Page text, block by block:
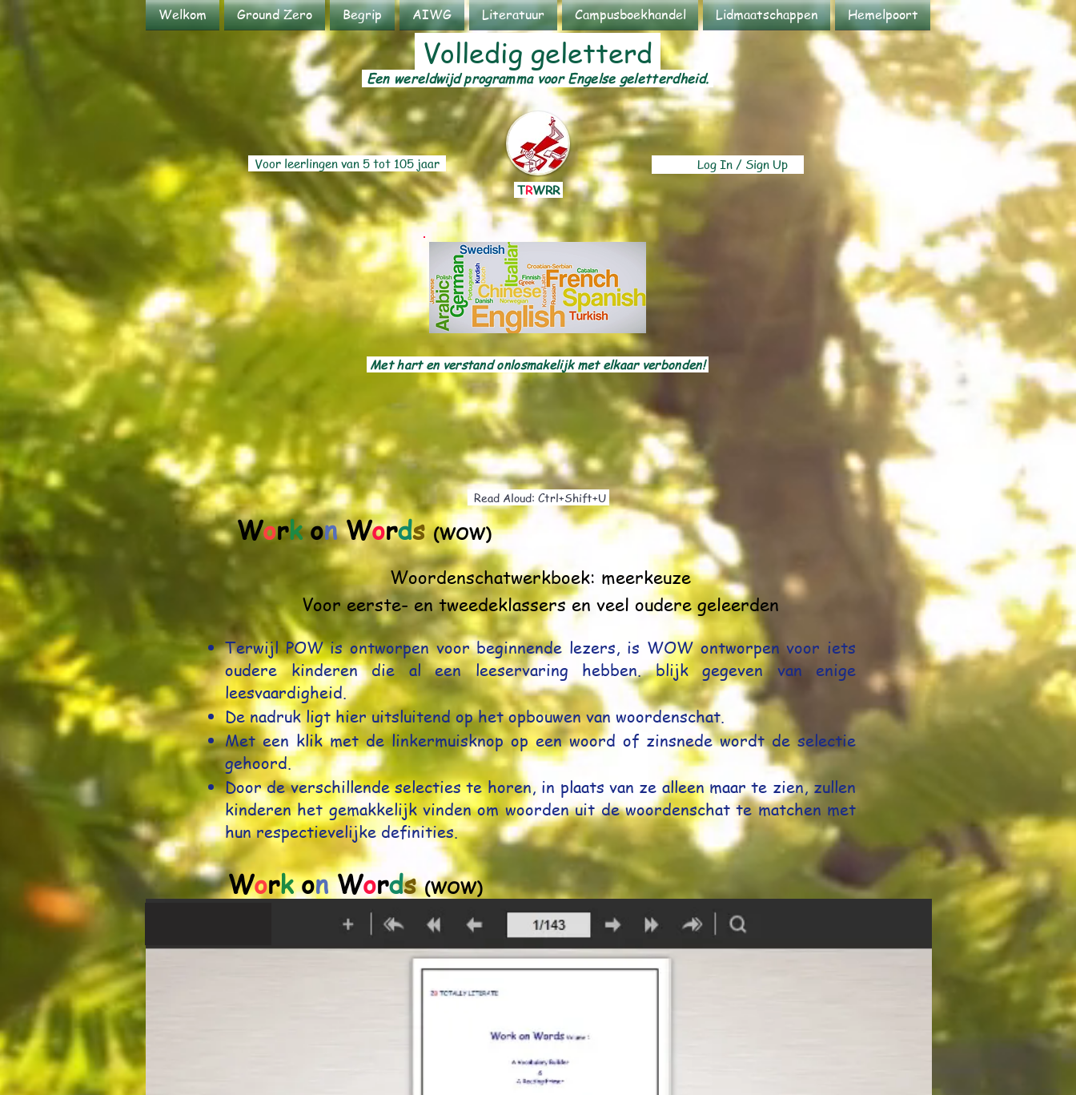
Welkom Ground Zero Begrip AIWG Literatuur Campusboekhandel Lidmaatschappen Hemelpoort
Een wereldwijd programma voor Engelse geletterdheid.
Volledig geletterd
Voor leerlingen van 5 tot 105 jaar
TRWRR
Log In / Sign Up
Met hart en verstand onlosmakelijk met elkaar verbonden!
Read Aloud: Ctrl+Shift+U
WorkonWords (WOW)
Woordenschatwerkboek: meerkeuze
Voor eerste- en tweedeklassers en veel oudere geleerden
Terwijl POW is ontworpen voor beginnende lezers, is WOW ontworpen voor iets
oudere kinderen die al een leeservaring hebben. blijk gegeven van enige
leesvaardigheid.
De nadruk ligt hier uitsluitend op het opbouwen van woordenschat.
Met een klik met de linkermuisknop op een woord of zinsnede wordt de selectie
gehoord.
Door de verschillende selecties te horen, in plaats van ze alleen maar te zien, zullen
kinderen het gemakkelijk vinden om woorden uit de woordenschat te matchen met
hun respectievelijke definities.
WorkonWords (WOW)